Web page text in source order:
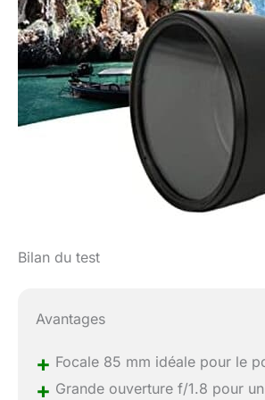
Bilan du test
Avantages
+ Focale 85 mm idéale pour le
+ Grande ouverture f/1.8 pour